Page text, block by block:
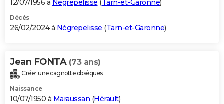
12/07/1956 à Nègrepelisse (Tarn-et-Garonne)
Décès
26/02/2024 à Nègrepelisse (Tarn-et-Garonne)
Jean FONTA (73 ans)
Créer une cagnotte obsèques
Naissance
10/07/1950 à Maraussan (Hérault)